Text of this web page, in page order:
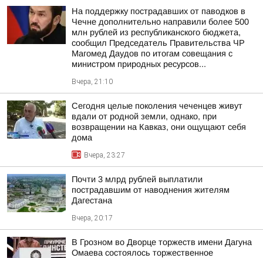
На поддержку пострадавших от паводков в
Чечне дополнительно направили более 500
млн рублей из республиканского бюджета,
сообщил Председатель Правительства ЧР
Магомед Даудов по итогам совещания с
министром природных ресурсов...
Вчера, 21:10
Сегодня целые поколения чеченцев живут
вдали от родной земли, однако, при
возвращении на Кавказ, они ощущают себя
дома
Вчера, 23:27
Почти 3 млрд рублей выплатили
пострадавшим от наводнения жителям
Дагестана
Вчера, 20:17
В Грозном во Дворце торжеств имени Дагуна
Омаева состоялось торжественное